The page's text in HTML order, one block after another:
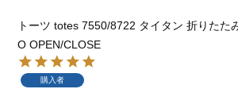
トーツ totes 7550/8722 タイタン 折りたた
O OPEN/CLOSE
購入者